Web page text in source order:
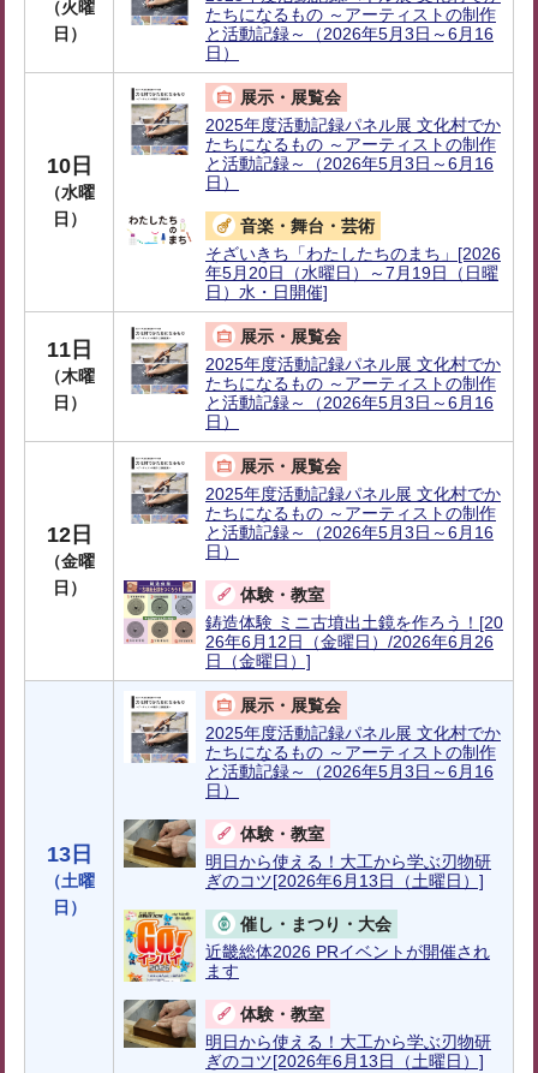
（火曜
日）
たちになるもの ～アーティストの制作
と活動記録～（2026年5月3日～6月16
日）
10日
（水曜
日）
展示・展覧会
2025年度活動記録パネル展 文化村でか
たちになるもの ～アーティストの制作
と活動記録～（2026年5月3日～6月16
日）
音楽・舞台・芸術
そざいきち「わたしたちのまち」[2026
年5月20日（水曜日）～7月19日（日曜
日）水・日開催]
11日
（木曜
日）
展示・展覧会
2025年度活動記録パネル展 文化村でか
たちになるもの ～アーティストの制作
と活動記録～（2026年5月3日～6月16
日）
12日
（金曜
日）
展示・展覧会
2025年度活動記録パネル展 文化村でか
たちになるもの ～アーティストの制作
と活動記録～（2026年5月3日～6月16
日）
体験・教室
鋳造体験 ミニ古墳出土鏡を作ろう！[20
26年6月12日（金曜日）/2026年6月26
日（金曜日）]
13日
（土曜
日）
展示・展覧会
2025年度活動記録パネル展 文化村でか
たちになるもの ～アーティストの制作
と活動記録～（2026年5月3日～6月16
日）
体験・教室
明日から使える！大工から学ぶ刃物研
ぎのコツ[2026年6月13日（土曜日）]
催し・まつり・大会
近畿総体2026 PRイベントが開催され
ます
体験・教室
明日から使える！大工から学ぶ刃物研
ぎのコツ[2026年6月13日（土曜日）]